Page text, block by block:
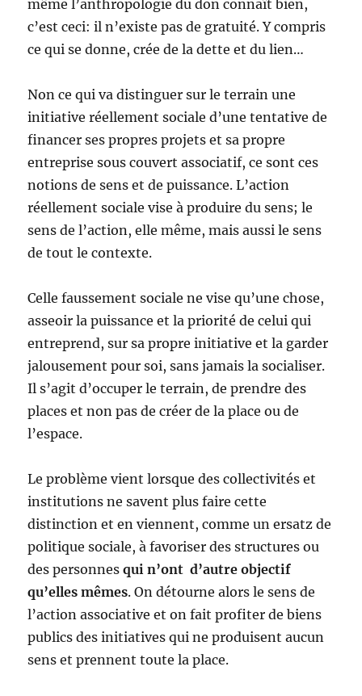
même l’anthropologie du don connaît bien,
c’est ceci: il n’existe pas de gratuité. Y compris
ce qui se donne, crée de la dette et du lien…
Non ce qui va distinguer sur le terrain une
initiative réellement sociale d’une tentative de
financer ses propres projets et sa propre
entreprise sous couvert associatif, ce sont ces
notions de sens et de puissance. L’action
réellement sociale vise à produire du sens; le
sens de l’action, elle même, mais aussi le sens
de tout le contexte.
Celle faussement sociale ne vise qu’une chose,
asseoir la puissance et la priorité de celui qui
entreprend, sur sa propre initiative et la garder
jalousement pour soi, sans jamais la socialiser.
Il s’agit d’occuper le terrain, de prendre des
places et non pas de créer de la place ou de
l’espace.
Le problème vient lorsque des collectivités et
institutions ne savent plus faire cette
distinction et en viennent, comme un ersatz de
politique sociale, à favoriser des structures ou
des personnesqui n’ont d’autre objectif
qu’elles mêmes. On détourne alors le sens de
l’action associative et on fait profiter de biens
publics des initiatives qui ne produisent aucun
sens et prennent toute la place.